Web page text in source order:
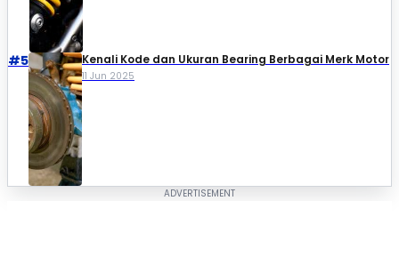
#5 Kenali Kode dan Ukuran Bearing Berbagai Merk Motor
11 Jun 2025